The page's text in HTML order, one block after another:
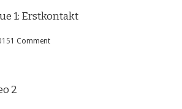
1: Erstkontakt
1 Comment
2